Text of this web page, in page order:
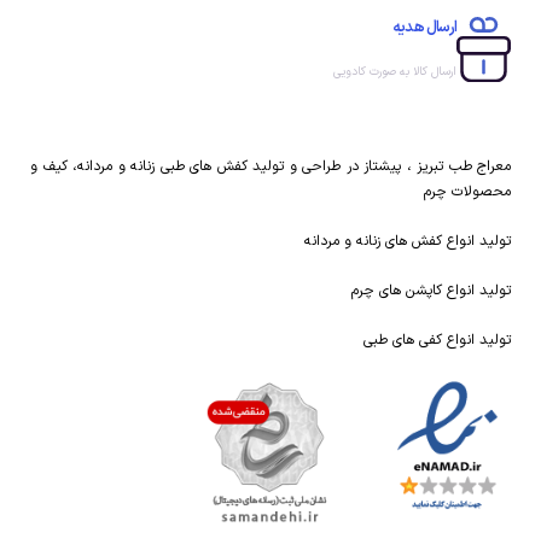
ارسال هدیه
ارسال کالا به صورت کادویی
معراج طب تبریز ، پیشتاز در طراحی و تولید کفش های طبی زنانه و مردانه، کیف و
محصولات چرم
تولید انواع کفش های زنانه و مردانه
تولید انواع کاپشن های چرم
تولید انواع کفی های طبی